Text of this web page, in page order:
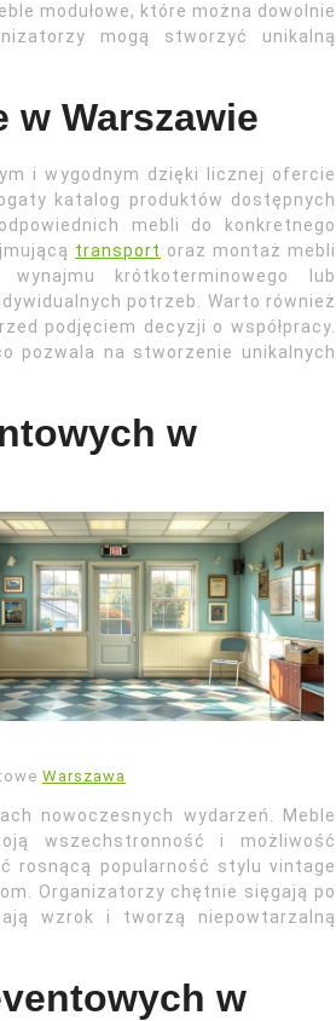
modułowe, które można dowolnie
mogą stworzyć unikalną
w Warszawie
i wygodnym dzięki licznej ofercie
katalog produktów dostępnych
mebli do konkretnego
transport oraz montaż mebli
krótkoterminowego lub
potrzeb. Warto również
podjęciem decyzji o współpracy.
pozwala na stworzenie unikalnych
w
Warszawa
nowoczesnych wydarzeń. Meble
wszechstronność i możliwość
rosnącą popularność stylu vintage
Organizatorzy chętnie sięgają po
wzrok i tworzą niepowtarzalną
w